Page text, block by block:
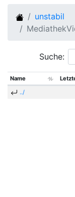
unstabil
Suche:
Name
../